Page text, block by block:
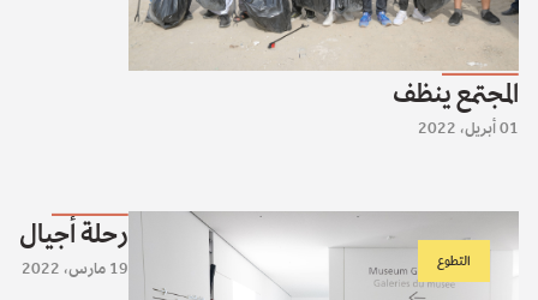
المجتمع ينظف
01 أبريل، 2022
التطوع رحلة أجيال
19 مارس، 2022